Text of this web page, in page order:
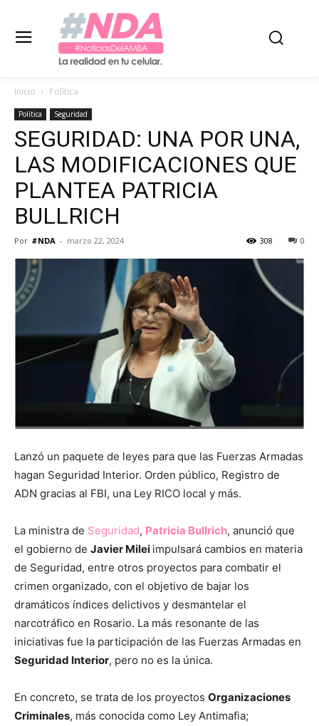
Inicio Política
Política Seguridad
SEGURIDAD: UNA POR UNA,
LAS MODIFICACIONES QUE
PLANTEA PATRICIA
BULLRICH
Por #NDA - marzo 22, 2024 0
308
Lanzó un paquete de leyes para que las Fuerzas Armadas
hagan Seguridad Interior. Orden público, Registro de
ADN gracias al FBI, una Ley RICO local y más.
La ministra de Seguridad, Patricia Bullrich, anunció que
el gobierno de Javier Milei impulsará cambios en materia
de Seguridad, entre otros proyectos para combatir el
crimen organizado, con el objetivo de bajar los
dramáticos índices delictivos y desmantelar el
narcotráfico en Rosario. La más resonante de las
iniciativas fue la participación de las Fuerzas Armadas en
Seguridad Interior, pero no es la única.
En concreto, se trata de los proyectos Organizaciones
Criminales, más conocida como Ley Antimafia;